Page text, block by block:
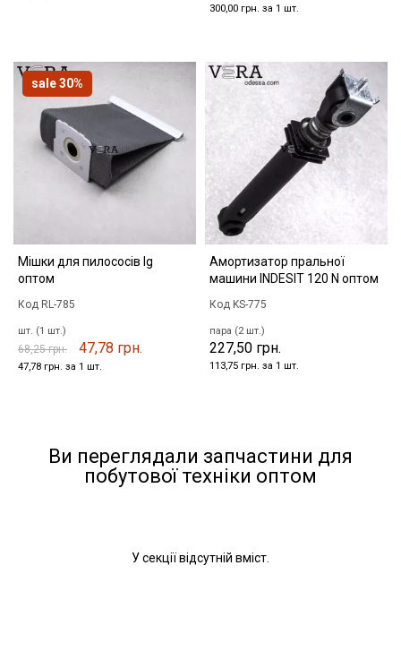
300,00 грн. за 1 шт.
Мішки для пилососів lg
оптом
Код RL-785
шт. (1 шт.)
68,25 грн. 47,78 грн.
47,78 грн. за 1 шт.
sale 30%
Амортизатор пральної
машини INDESIT 120 N оптом
Код KS-775
пара (2 шт.)
227,50 грн.
113,75 грн. за 1 шт.
Ви переглядали запчастини для
побутової техніки оптом
У секції відсутній вміст.